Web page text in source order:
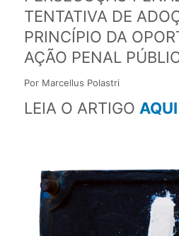
TENTATIVA DE
PRINCÍPIO DA
AÇÃO PENAL
Por Marcellus Polastri
LEIA O ARTIGO AQUI